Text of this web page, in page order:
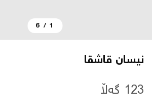
بڵاگ
شۆپەکان
1
/
6
نیسان قاشقا
123 گەڵا